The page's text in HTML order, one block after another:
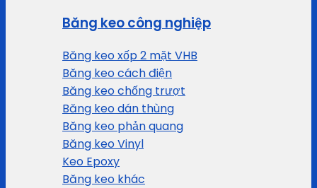
Băng keo công nghiệp
Băng keo xốp 2 mặt VHB
Băng keo cách điện
Băng keo chống trượt
Băng keo dán thùng
Băng keo phản quang
Băng keo Vinyl
Keo Epoxy
Băng keo khác